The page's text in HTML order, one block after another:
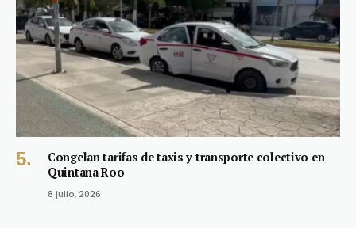
Congelan tarifas de taxis y transporte colectivo en
Quintana Roo
8 julio, 2026